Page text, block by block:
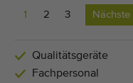
1 2 3 Nächste
Qualitätsgeräte
Fachpersonal